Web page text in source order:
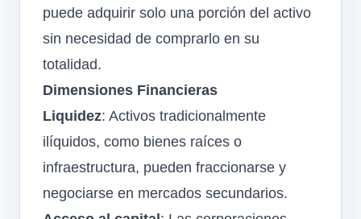
puede adquirir solo una porción del activo
sin necesidad de comprarlo en su
totalidad.
Dimensiones Financieras
Liquidez: Activos tradicionalmente
ilíquidos, como bienes raíces o
infraestructura, pueden fraccionarse y
negociarse en mercados secundarios.